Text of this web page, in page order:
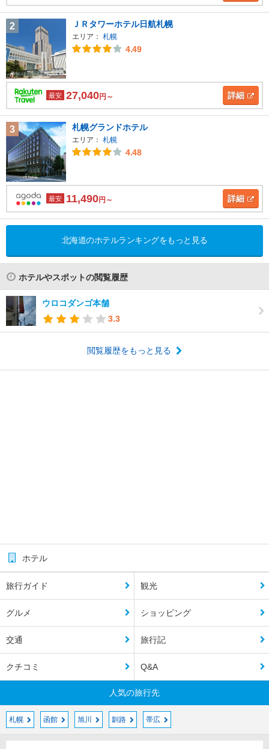
2 ＪＲタワーホテル日航札幌
エリア： 札幌
4.49
最安 27,040円～ 詳細
3 札幌グランドホテル
エリア： 札幌
4.48
最安 11,490円～ 詳細
北海道のホテルランキングをもっと見る
ホテルやスポットの閲覧履歴
ウロコダンゴ本舗
3.3
閲覧履歴をもっと見る
ホテル
旅行ガイド 観光
グルメ ショッピング
交通 旅行記
クチコミ Q&A
人気の旅行先
札幌 函館 旭川 釧路 帯広